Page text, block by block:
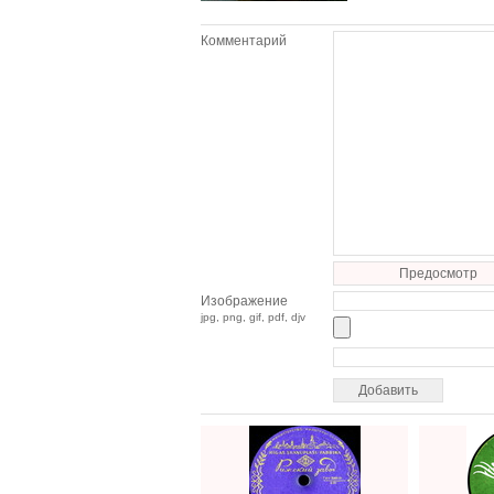
Комментарий
Предосмотр
Изображение
jpg, png, gif, pdf, djv